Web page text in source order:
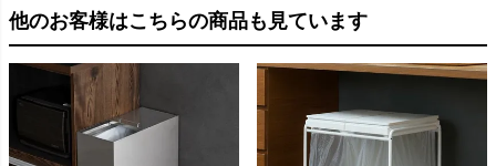
他のお客様はこちらの商品も見ています